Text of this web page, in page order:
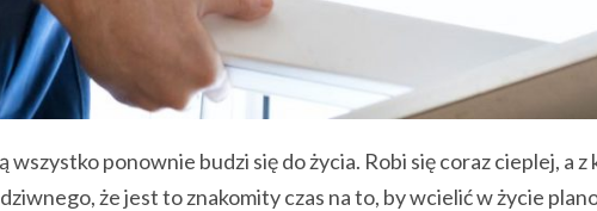
wszystko ponownie budzi się do życia. Robi się coraz cieplej, a
że jest to znakomity czas na to, by wcielić w życie